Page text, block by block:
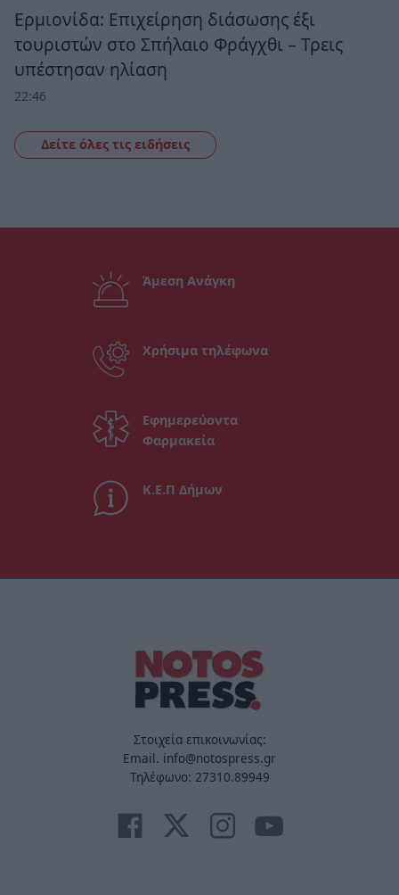
Ερμιονίδα: Επιχείρηση διάσωσης έξι
τουριστών στο Σπήλαιο Φράγχθι – Τρεις
υπέστησαν ηλίαση
22:46
Δείτε όλες τις ειδήσεις
Άμεση Ανάγκη
Χρήσιμα τηλέφωνα
Εφημερεύοντα
Φαρμακεία
Κ.Ε.Π Δήμων
Στοιχεία επικοινωνίας:
Email. info@notospress.gr
Τηλέφωνο: 27310.89949